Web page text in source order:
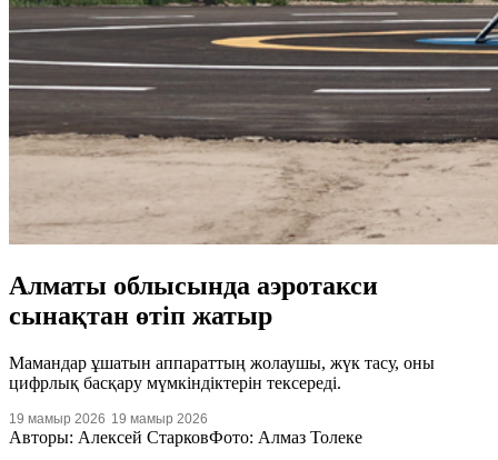
Алматы облысында аэротакси
сынақтан өтіп жатыр
Мамандар ұшатын аппараттың жолаушы, жүк тасу, оны
цифрлық басқару мүмкіндіктерін тексереді.
19 мамыр 2026 19 мамыр 2026
Авторы: Алексей СтарковФото: Алмаз Толеке